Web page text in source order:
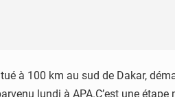
à 100 km au sud de Dakar,
lundi à APA.C’est une